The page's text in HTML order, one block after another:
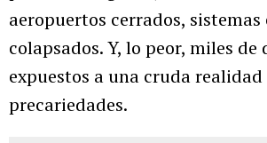
aeropuertos cerrados,
colapsados. Y, lo peor, miles
expuestos a una cruda
precariedades.